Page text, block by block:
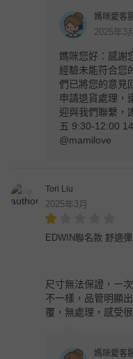
媽咪愛客
2025年3
媽咪您好：感謝
經驗未能符合您
們已將您的意見
申請退貨處理，
迎與我們聯繫，
五 9:30-12:00
@mamilove
Tori Liu
2025年3月
EDWIN聯名款 舒適
尺寸無法保證，ㄧ
不一樣，品管明顯
覆，無處理，感受
媽咪愛客